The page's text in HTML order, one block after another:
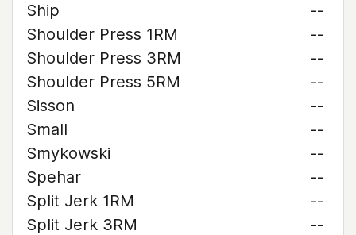
Ship
--
Shoulder Press 1RM
--
Shoulder Press 3RM
--
Shoulder Press 5RM
--
Sisson
--
Small
--
Smykowski
--
Spehar
--
Split Jerk 1RM
--
Split Jerk 3RM
--